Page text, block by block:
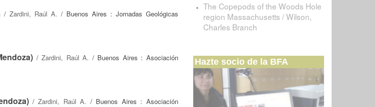
/ Zardini, Raúl A. / Buenos Aires : Jornadas Geológicas
/Zardini, Raúl A. / Buenos Aires : Asociación
/Zardini, Raúl A. / Buenos Aires : Asociación
The Copepods of the Woods Hole
region Massachusetts / Wilson,
Charles Branch
Hazte socio de la BFA